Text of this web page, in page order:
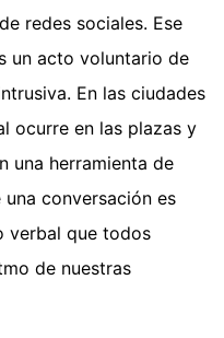
redes sociales. Ese
un acto voluntario de
En las ciudades
ocurre en las plazas y
una herramienta de
conversación es
verbal que todos
de nuestras